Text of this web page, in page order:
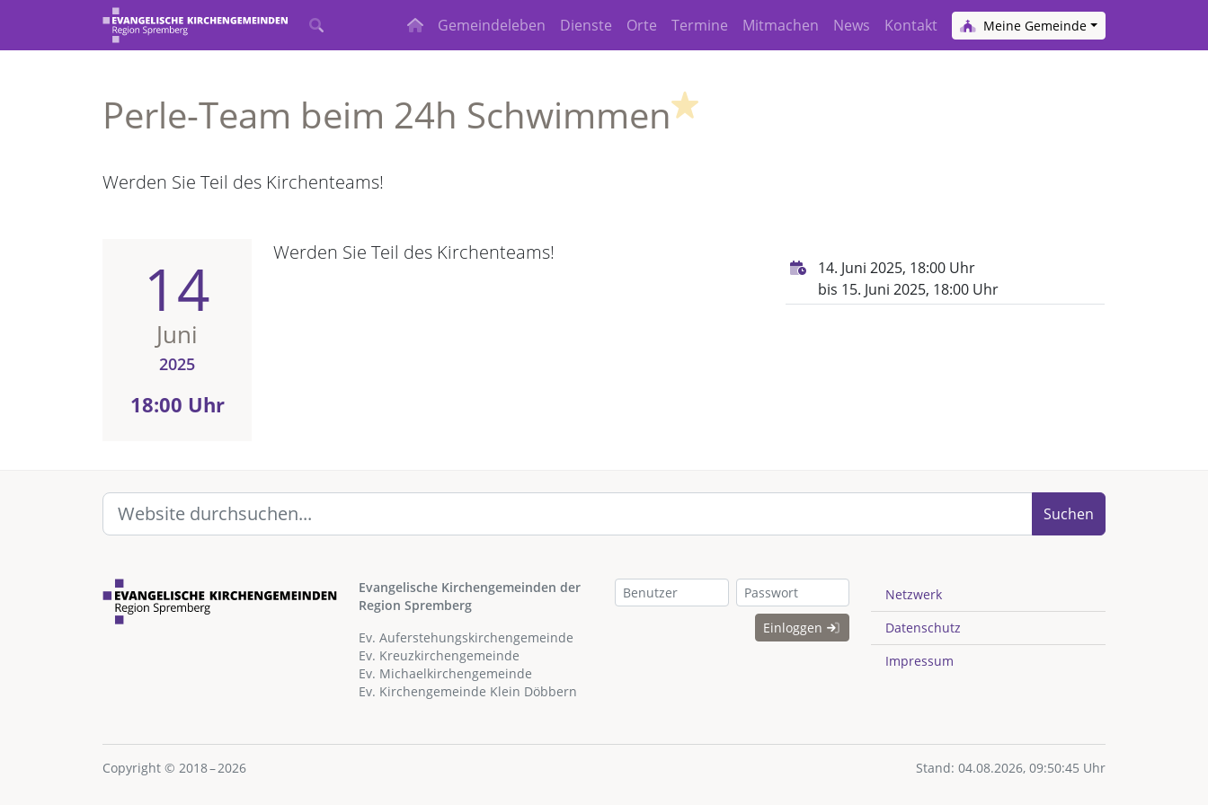
Gemeindeleben Dienste Orte Termine Mitmachen News Kontakt Meine Gemeinde
Perle-Team beim 24h Schwimmen
Werden Sie Teil des Kirchenteams!
14
Juni
2025
18:00 Uhr
Werden Sie Teil des Kirchenteams!
14. Juni 2025, 18:00 Uhr
bis 15. Juni 2025, 18:00 Uhr
Suchen
Evangelische Kirchengemeinden der
Region Spremberg
Ev. Auferstehungskirchengemeinde
Ev. Kreuzkirchengemeinde
Ev. Michaelkirchengemeinde
Ev. Kirchengemeinde Klein Döbbern
Einloggen
Netzwerk
Datenschutz
Impressum
Copyright © 2018 – 2026 Stand: 04.08.2026, 09:50:45 Uhr